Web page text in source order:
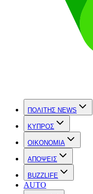
ΠΟΛΙΤΗΣ NEWS
ΚΥΠΡΟΣ
OIKONOMIA
ΑΠΟΨΕΙΣ
BUZZLIFE
AUTO